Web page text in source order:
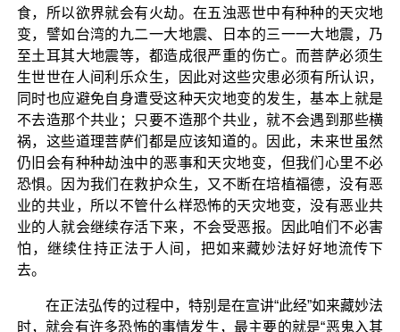
食，所以欲界就会有火劫。在五浊恶世中有种种的天灾地
变，譬如台湾的九二一大地震、日本的三一一大地震，乃
至土耳其大地震等，都造成很严重的伤亡。而菩萨必须生
生世世在人间利乐众生，因此对这些灾患必须有所认识，
同时也应避免自身遭受这种天灾地变的发生，基本上就是
不去造那个共业；只要不造那个共业，就不会遇到那些横
祸，这些道理菩萨们都是应该知道的。因此，未来世虽然
仍旧会有种种劫浊中的恶事和天灾地变，但我们心里不必
恐惧。因为我们在救护众生，又不断在培植福德，没有恶
业的共业，所以不管什么样恐怖的天灾地变，没有恶业共
业的人就会继续存活下来，不会受恶报。因此咱们不必害
怕，继续住持正法于人间，把如来藏妙法好好地流传下
去。
在正法弘传的过程中，特别是在宣讲“此经”如来藏妙法
时，就会有许多恐怖的事情发生，最主要的就是“恶鬼入其